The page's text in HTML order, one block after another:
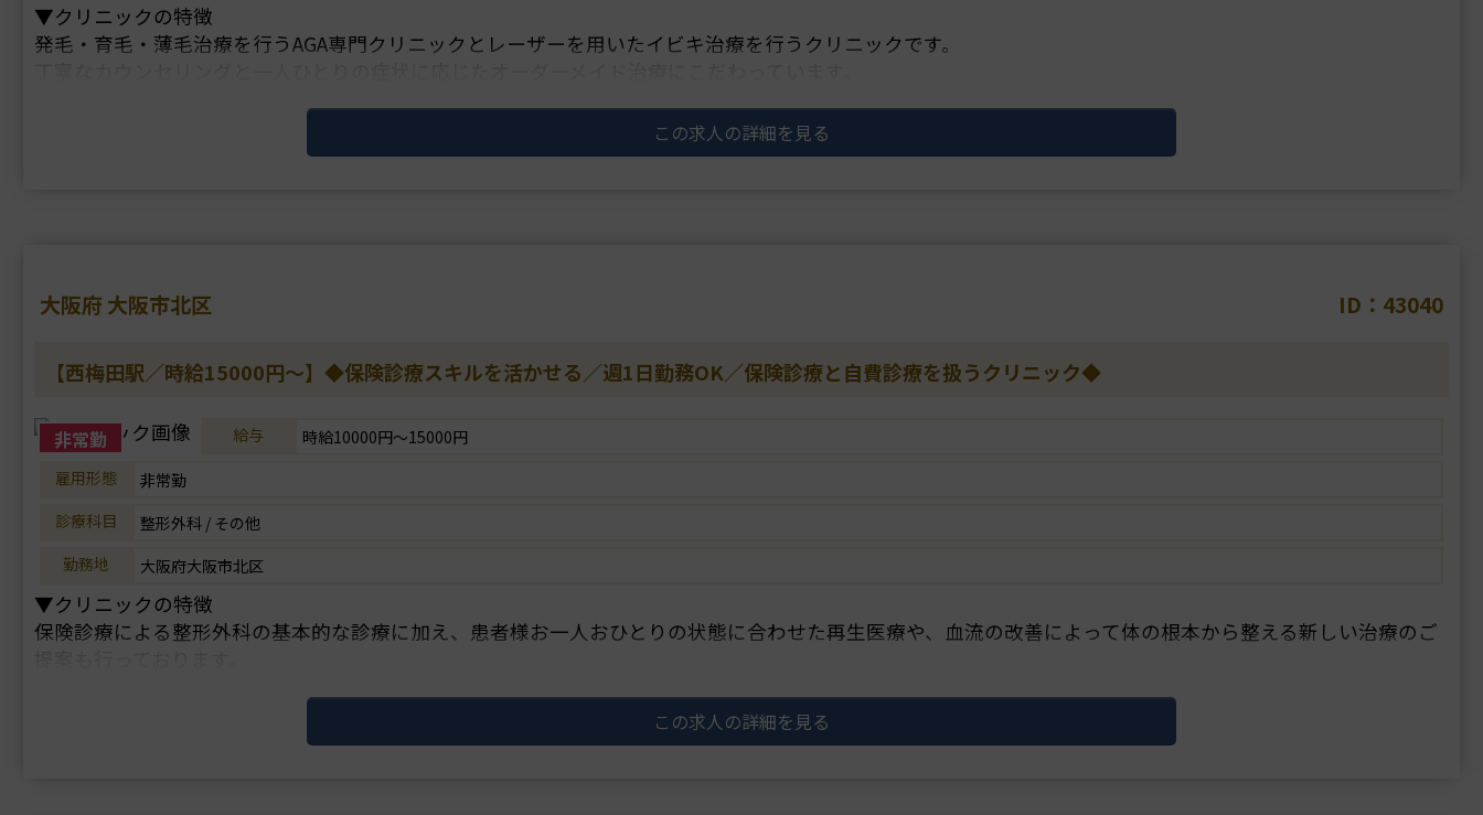
▼クリニックの特徴
発毛・育毛・薄毛治療を行うAGA専門クリニックとレーザーを用いたイビキ治療を行うクリニックです。
LHDV頭皮注入、血圧測定、採血、皮下注射、いびき治療におけるレーザー施術
この求人の詳細を見る
大阪府 大阪市北区 ID：43040
【西梅田駅／時給15000円～】◆保険診療スキルを活かせる／週1日勤務OK／保険診療と自費診療を扱うクリニック◆
非常勤 給与
時給10000円～15000円
雇用形態
非常勤
診療科目
整形外科 / その他
勤務地
大阪府大阪市北区
▼クリニックの特徴
保険診療による整形外科の基本的な診療に加え、患者様お一人おひとりの状態に合わせた再生医療や、血流の改善によって体の根本から整える新しい治療のご
この求人の詳細を見る